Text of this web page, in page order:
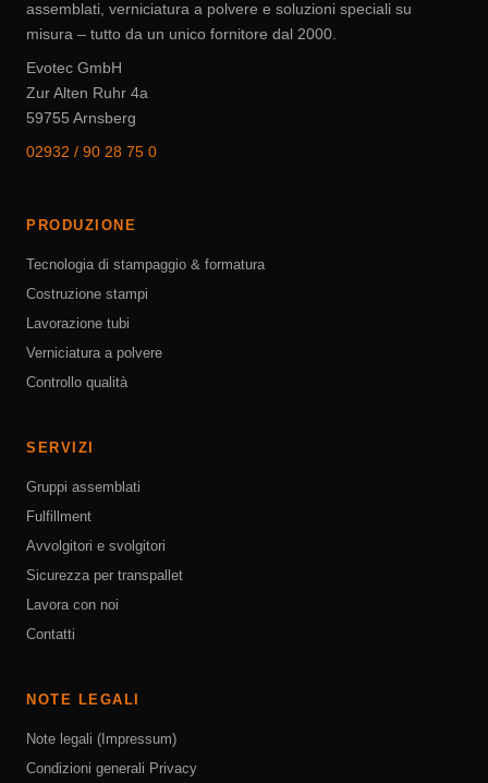
assemblati, verniciatura a polvere e soluzioni speciali su
misura – tutto da un unico fornitore dal 2000.
Evotec GmbH
Zur Alten Ruhr 4a
59755 Arnsberg
02932 / 90 28 75 0
PRODUZIONE
Tecnologia di stampaggio & formatura
Costruzione stampi
Lavorazione tubi
Verniciatura a polvere
Controllo qualità
SERVIZI
Gruppi assemblati
Fulfillment
Avvolgitori e svolgitori
Sicurezza per transpallet
Lavora con noi
Contatti
NOTE LEGALI
Note legali (Impressum)
Condizioni generali Privacy